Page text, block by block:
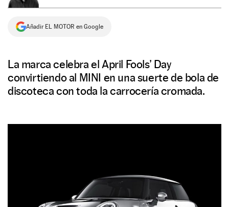
Añadir EL MOTOR en Google
La marca celebra el April Fools’ Day
convirtiendo al MINI en una suerte de bola de
discoteca con toda la carrocería cromada.